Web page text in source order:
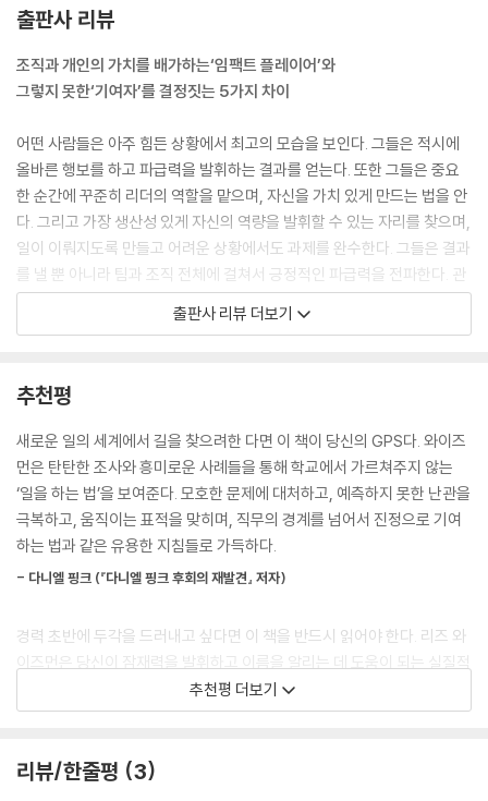
가지로 재능과 직업 정신 외에 다른 요소도 작용한다. 그것은 그들이 자신
의 역할을 어떻게 보는지, 어떻게 관리자들과 협력하고 역경 및 모호성에
대처하는지, 개선 의지가 얼마나 강한지를 좌우하는 멘털 게임이다.
임팩트 플레이어는 목적의식과 확신을 가지고 일한다. 그들은 개인적 관심
사가 아니라 조직의 충족되지 않은 필요를 섬기기 위해 일한다. 관리자들
은 그들이 어떤 주제에 열정적이라고 말하는 경우가 드물다(이를테면, “그
는 인공지능에 열의가 있어요”). 대신 일 자체에 대해 열정적이라고 말하
는 경우가 많다(이를테면, “그는 문제를 해결하는 데 열의가 있어요”). 임
팩트 플레이어의 에너지는 일의 유형이 아니라 일을 하는 방식에 집중된
---「2장 쓸모 있는 사람이 돼라」중에서
역할이 불분명할 때 기여자 마인드셋으로 일하는 사람은 지시해줄 리더를
동료들과 협력한다. 그들은 상사를 어느 정도 편하게 해준다. 그러나 아무
런 영향력을 발휘하지 못하며, 필요한 변화를 일으키지 못한다. 그들은 문
제를 포착하면 걱정을 하지만 위에서 명확한 지시가 없으면 행동하지 않는
다. 반면 임팩트 플레이어는 리더십이 결여된 상황을 떠맡는다. 개선의 기
회가 보이면 행동에 대한 승인을 기다리지 않는다.
---「3장 적극적으로 나서고, 적절하게 물러서라」중에서
영향력 있는 직장인은 구상부터 실현까지 아이디어를 이끌면서 가망성과
파급력을 온전히 살린다. 그들은 최고의 육상 선수처럼 빠르게 시작하고
확실하게 마무리한다. 그들은 책임을 떠맡고 신속하게 일에 착수한다. 또
한 시작한 일을 마무리한다. 그들은 완료 유전자, 일을 계속 진행해 마무리
을 해낸다. 이는 임팩트 플레이어가 제공하는 성과 보장이며, 그들이 중요
한 임무를 계속 책임지는 이유다.
출판사 리뷰
조직과 개인의 가치를 배가하는‘임팩트 플레이어’와
그렇지 못한‘기여자’를 결정짓는 5가지 차이
어떤 사람들은 아주 힘든 상황에서 최고의 모습을 보인다. 그들은 적시에
올바른 행보를 하고 파급력을 발휘하는 결과를 얻는다. 또한 그들은 중요
한 순간에 꾸준히 리더의 역할을 맡으며, 자신을 가치 있게 만드는 법을 안
다. 그리고 가장 생산성 있게 자신의 역량을 발휘할 수 있는 자리를 찾으며,
일이 이뤄지도록 만들고 어려운 상황에서도 과제를 완수한다. 그들은 결과
를 낼 뿐 아니라 팀과 조직 전체에 걸쳐서 긍정적인 파급력을 전파한다. 관
리자들은 그들을 신뢰하고, 중요한 상황에서 그들에게 기댄다. 저자는 이
들을 ‘임팩트 플레이어’로 칭한다.
의미를 지니고, 세상에 변화를 일으키기를 원한다. 또한 자신의 기여가 존
중받기를 원한다. 문제는 명확한 지침이 없어 이를 수행하기 어렵다는 점
이다. 저자는 이렇게 조직에서 자신의 가치를 실현하고 조직에 이바지하고
싶지만 임팩트 플레이어만큼의 성과를 내기 힘든 사람을 ‘기여자’로 칭한
다. 그렇다면 기여자는 영원히 임팩트 플레이어가 될 수 없을까? 저자는 그
렇지 않다고 말한다. 단지 5가지 특징과 임팩트 플레이어 마인드셋을 실천
까?
첫째, 기여자는 맡은 일만 하는 반면, 임팩트 플레이어는 필요한 일을 한다.
임팩트 플레이어는 난처한 문제에 맞닥뜨리면 조직의 필요를 충족한다. 그
들은 할당된 직무를 넘어서 해야 하는 진정한 일을 처리한다. 반면 기여자
는 의무에 기반한 마인드로 일한다. 자신의 역할과 포지션에 대해 협소한
출판사 리뷰 더보기
추천평
새로운 일의 세계에서 길을 찾으려한 다면 이 책이 당신의 GPS다. 와이즈
먼은 탄탄한 조사와 흥미로운 사례들을 통해 학교에서 가르쳐주지 않는
‘일을 하는 법’을 보여준다. 모호한 문제에 대처하고, 예측하지 못한 난관을
극복하고, 움직이는 표적을 맞히며, 직무의 경계를 넘어서 진정으로 기여
하는 법과 같은 유용한 지침들로 가득하다.
- 다니엘 핑크 (『다니엘 핑크 후회의 재발견』 저자)
경력 초반에 두각을 드러내고 싶다면 이 책을 반드시 읽어야 한다. 리즈 와
이즈먼은 당신이 잠재력을 발휘하고 이름을 알리는 데 도움이 되는 실질적
이고 놀라운 습관을 조명한다.
리즈 와이즈먼이 다시 해냈다. 『임팩트 플레이어』는 누구든 일을 더 잘할
추천평 더보기
리뷰/한줄평 3